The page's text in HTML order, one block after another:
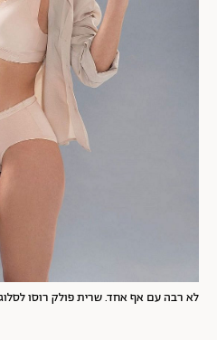
לא רבה עם אף אחד. שרית פולק רוסו